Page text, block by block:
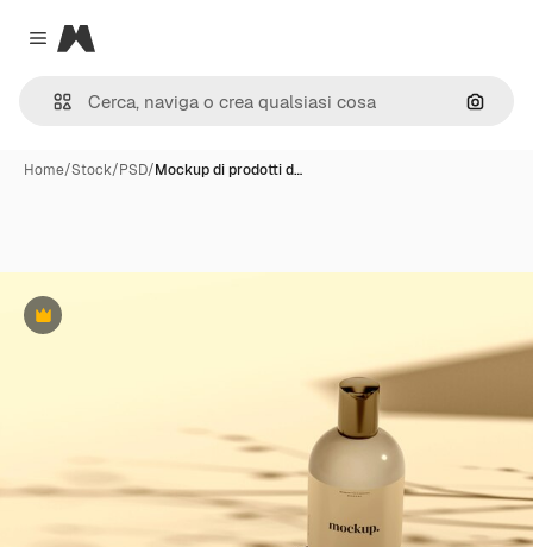
Close menu
Magnific
Cerca
Home/Stock/PSD/Mockup di prodotti d…
Premium